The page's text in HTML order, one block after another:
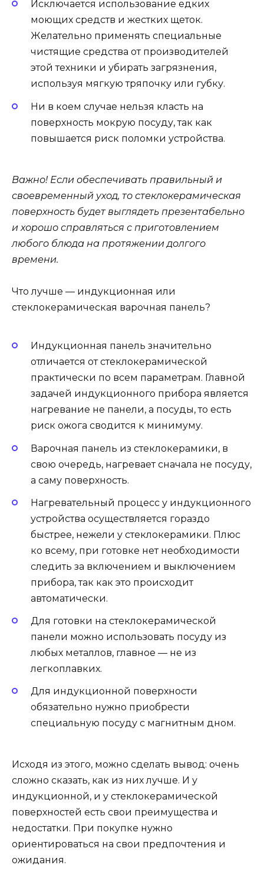
Исключается использование едких
моющих средств и жестких щеток.
Желательно применять специальные
чистящие средства от производителей
этой техники и убирать загрязнения,
используя мягкую тряпочку или губку.
Ни в коем случае нельзя класть на
поверхность мокрую посуду, так как
повышается риск поломки устройства.
Важно! Если обеспечивать правильный и
своевременный уход, то стеклокерамическая
поверхность будет выглядеть презентабельно
и хорошо справляться с приготовлением
любого блюда на протяжении долгого
времени.
Что лучше — индукционная или
стеклокерамическая варочная панель?
Индукционная панель значительно
отличается от стеклокерамической
практически по всем параметрам. Главной
задачей индукционного прибора является
нагревание не панели, а посуды, то есть
риск ожога сводится к минимуму.
Варочная панель из стеклокерамики, в
свою очередь, нагревает сначала не посуду,
а саму поверхность.
Нагревательный процесс у индукционного
устройства осуществляется гораздо
быстрее, нежели у стеклокерамики. Плюс
ко всему, при готовке нет необходимости
следить за включением и выключением
прибора, так как это происходит
автоматически.
Для готовки на стеклокерамической
панели можно использовать посуду из
любых металлов, главное — не из
легкоплавких.
Для индукционной поверхности
обязательно нужно приобрести
специальную посуду с магнитным дном.
Исходя из этого, можно сделать вывод: очень
сложно сказать, как из них лучше. И у
индукционной, и у стеклокерамической
поверхностей есть свои преимущества и
недостатки. При покупке нужно
ориентироваться на свои предпочтения и
ожидания.